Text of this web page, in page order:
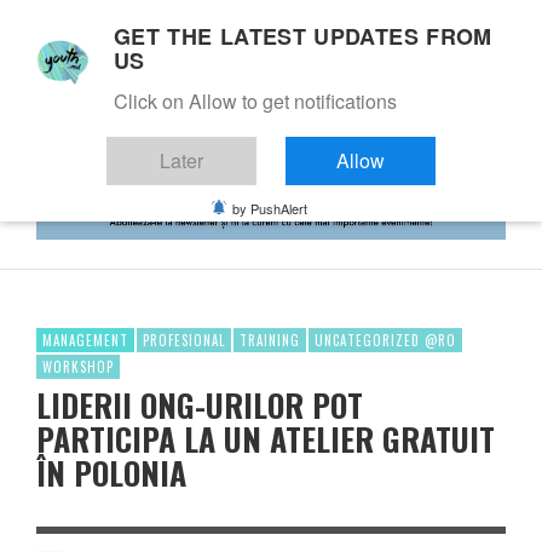
MANAGEMENT PROFESIONAL TRAINING
UNCATEGORIZED @RO
WORKSHOP
LIDERII ONG-URILOR POT
PARTICIPA LA UN ATELIER GRATUIT
ÎN POLONIA
GET THE LATEST UPDATES FROM
US
Click on Allow to get notifications
Later Allow
by PushAlert